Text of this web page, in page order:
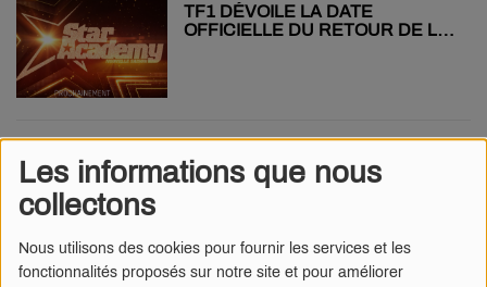
Les informations que nous
collectons
Nous utilisons des cookies pour fournir les services et les
fonctionnalités proposés sur notre site et pour améliorer
TF1 DÉVOILE LA DATE
OFFICIELLE DU RETOUR DE LA
RIHANNA DE RETOUR SUR
SCÈNE POUR LA MI-TEMPS DU
SUPER BOWL !